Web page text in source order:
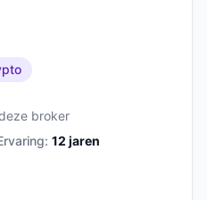
broker
12 jaren